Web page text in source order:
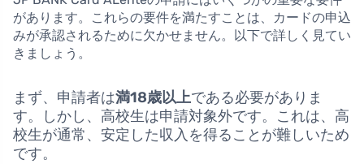
があります。これらの要件を満たすことは、カードの申込
みが承認されるために欠かせません。以下で詳しく見てい
きましょう。
まず、申請者は満18歳以上である必要がありま
す。しかし、高校生は申請対象外です。これは、高
校生が通常、安定した収入を得ることが難しいため
です。